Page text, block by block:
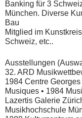
Banking für 3
München. Diverse
Bau
Mitglied im
Schweiz, etc..
Ausstellungen
32. ARD
1984 Centre
Musiques • 1984
Lazertis Galerie
Musikhochschule